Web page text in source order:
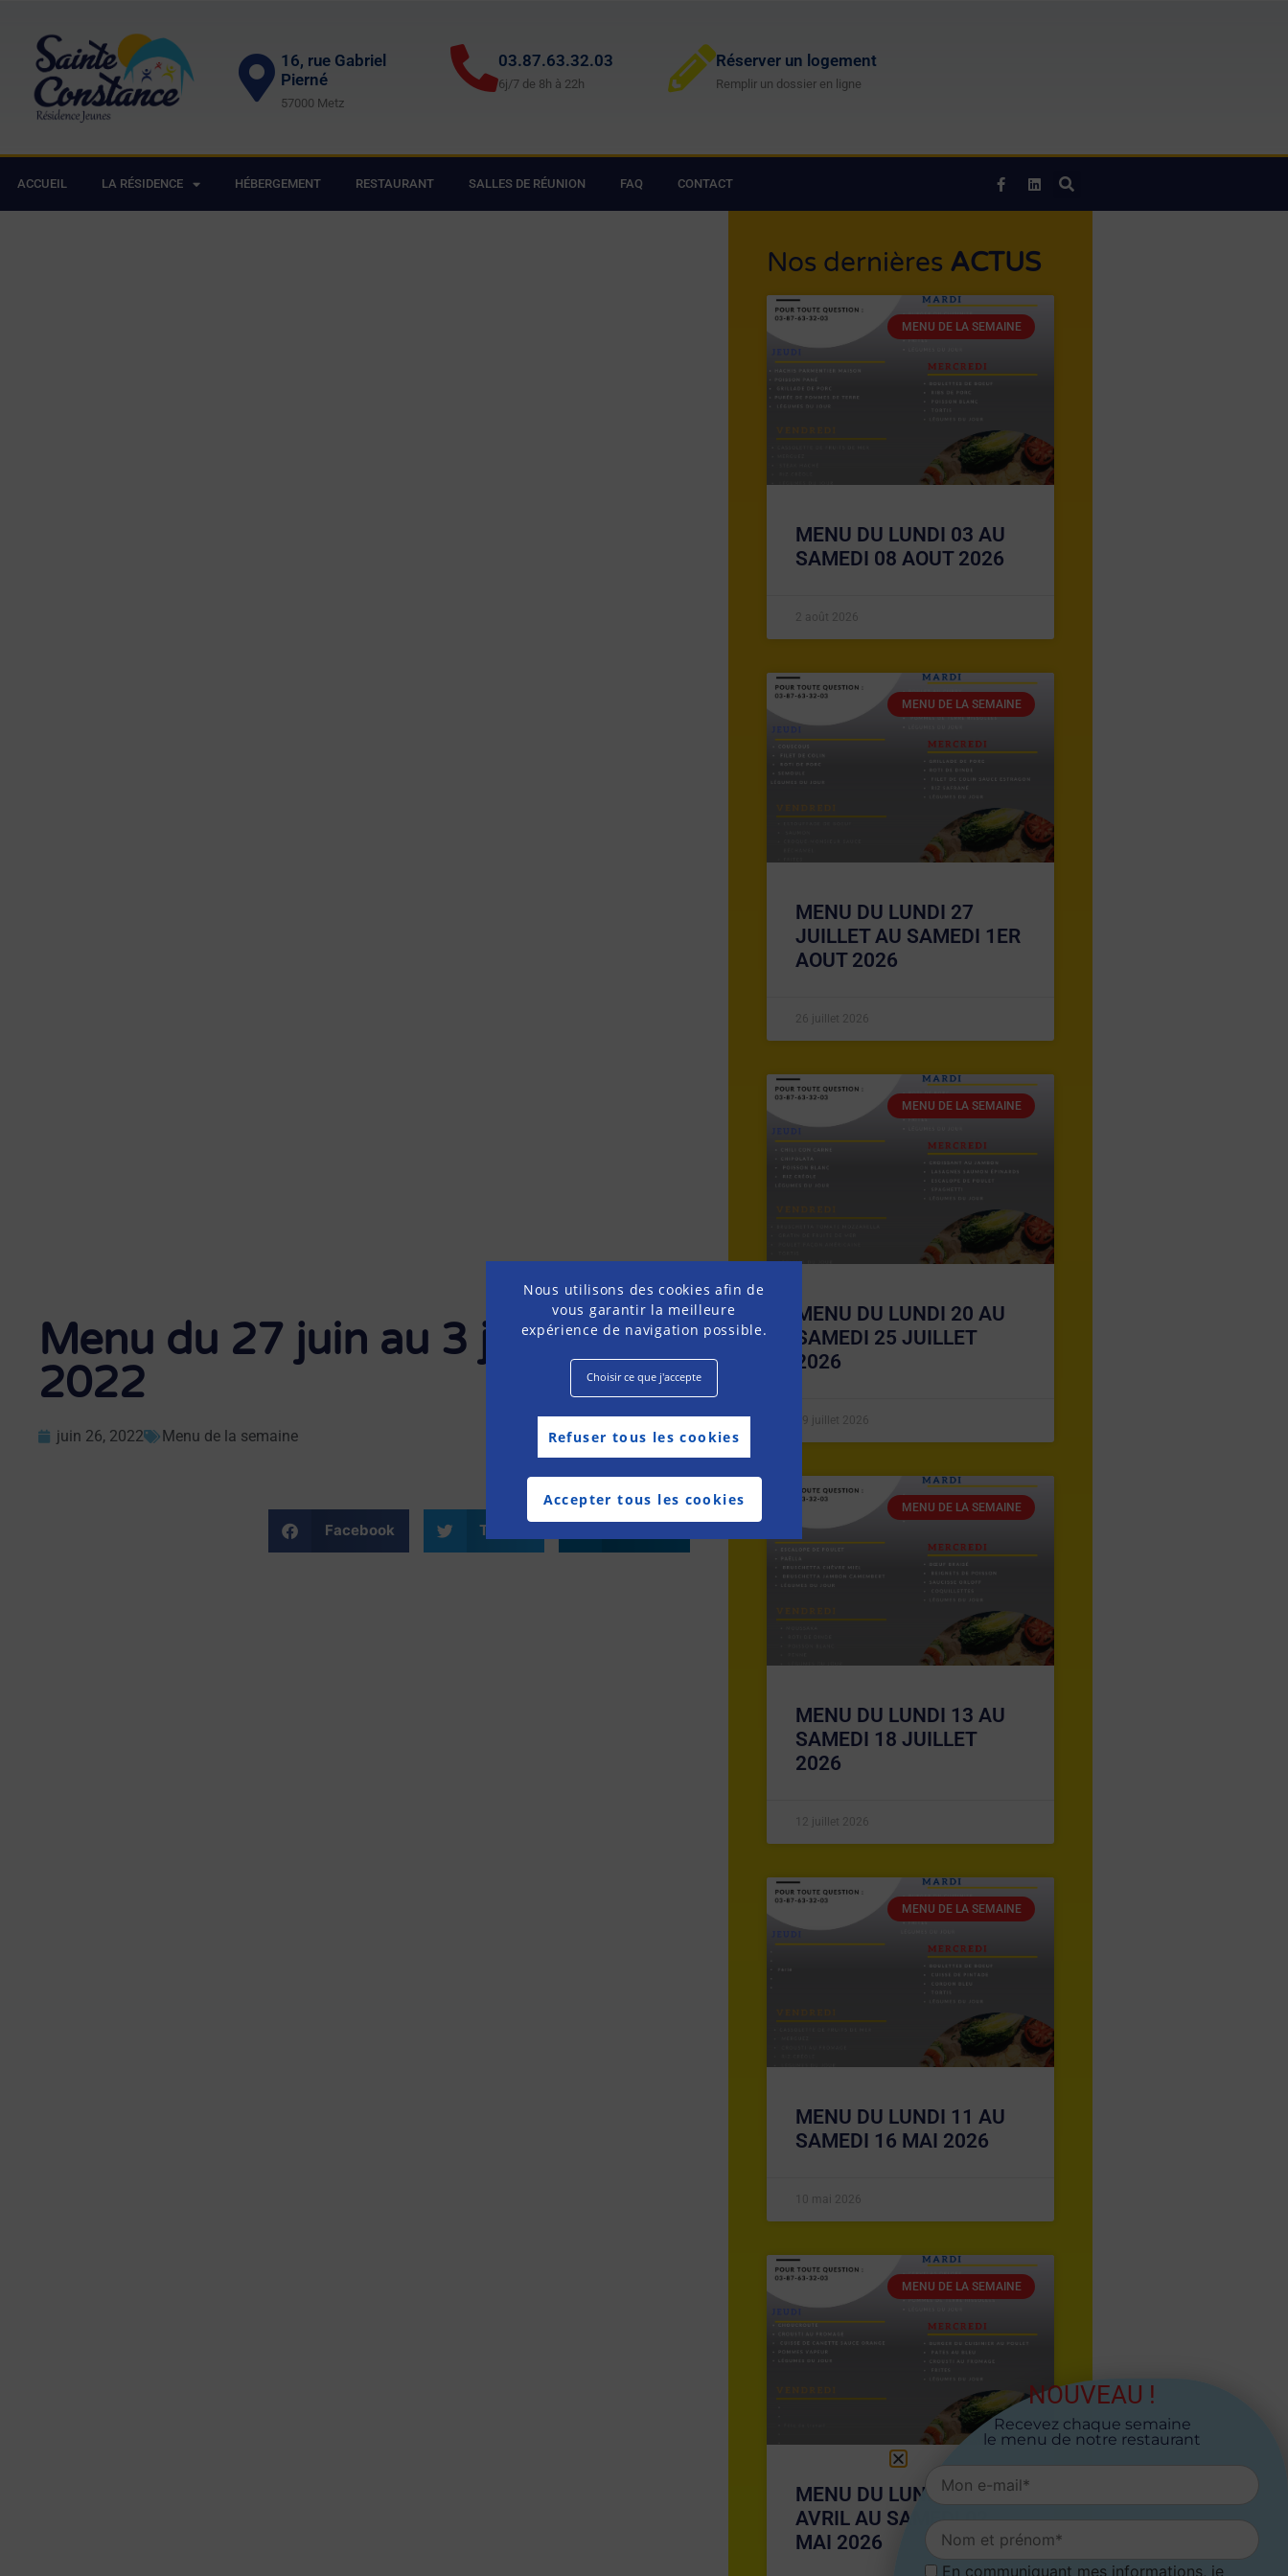
Nous utilisons des cookies afin de
vous garantir la meilleure
expérience de navigation possible.
Choisir ce que j'accepte
Refuser tous les cookies
Accepter tous les cookies
16, rue Gabriel
Pierné
57000 Metz
03.87.63.32.03
6j/7 de 8h à 22h
Réserver un logement
Remplir un dossier en ligne
ACCUEIL LA RÉSIDENCE HÉBERGEMENT RESTAURANT SALLES DE RÉUNION FAQ CONTACT
Menu du 27 juin au 3 juillet
2022
juin 26, 2022 Menu de la semaine
Facebook Twitter
Nos dernières ACTUS
MENU DE LA SEMAINE
MENU DU LUNDI 03 AU
SAMEDI 08 AOUT 2026
2 août 2026
MENU DE LA SEMAINE
MENU DU LUNDI 27
JUILLET AU SAMEDI 1ER
AOUT 2026
26 juillet 2026
MENU DE LA SEMAINE
MENU DU LUNDI 20 AU
SAMEDI 25 JUILLET
2026
19 juillet 2026
MENU DE LA SEMAINE
MENU DU LUNDI 13 AU
SAMEDI 18 JUILLET
2026
12 juillet 2026
MENU DE LA SEMAINE
MENU DU LUNDI 11 AU
SAMEDI 16 MAI 2026
10 mai 2026
MENU DE LA SEMAINE
MENU DU LUNDI 27
AVRIL AU SAMEDI 02
MAI 2026
NOUVEAU !
Recevez chaque semaine
le menu de notre restaurant
En communiquant mes informations, je